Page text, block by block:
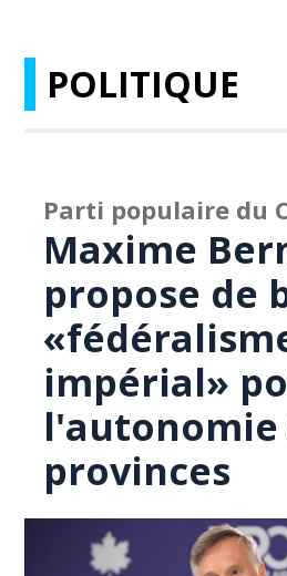
POLITIQUE
Parti populaire du
Maxime
propose de
impérial»
l'autonomie
provinces